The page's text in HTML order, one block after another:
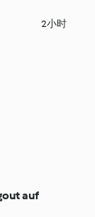
2小时
auf